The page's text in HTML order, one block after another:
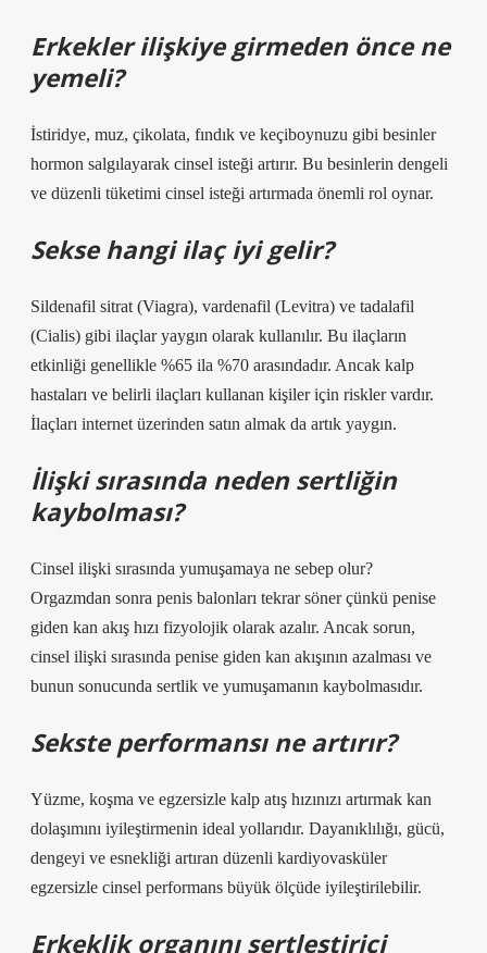
Erkekler ilişkiye girmeden önce ne
yemeli?
İstiridye, muz, çikolata, fındık ve keçiboynuzu gibi besinler
hormon salgılayarak cinsel isteği artırır. Bu besinlerin dengeli
ve düzenli tüketimi cinsel isteği artırmada önemli rol oynar.
Sekse hangi ilaç iyi gelir?
Sildenafil sitrat (Viagra), vardenafil (Levitra) ve tadalafil
(Cialis) gibi ilaçlar yaygın olarak kullanılır. Bu ilaçların
etkinliği genellikle %65 ila %70 arasındadır. Ancak kalp
hastaları ve belirli ilaçları kullanan kişiler için riskler vardır.
İlaçları internet üzerinden satın almak da artık yaygın.
İlişki sırasında neden sertliğin
kaybolması?
Cinsel ilişki sırasında yumuşamaya ne sebep olur?
Orgazmdan sonra penis balonları tekrar söner çünkü penise
giden kan akış hızı fizyolojik olarak azalır. Ancak sorun,
cinsel ilişki sırasında penise giden kan akışının azalması ve
bunun sonucunda sertlik ve yumuşamanın kaybolmasıdır.
Sekste performansı ne artırır?
Yüzme, koşma ve egzersizle kalp atış hızınızı artırmak kan
dolaşımını iyileştirmenin ideal yollarıdır. Dayanıklılığı, gücü,
dengeyi ve esnekliği artıran düzenli kardiyovasküler
egzersizle cinsel performans büyük ölçüde iyileştirilebilir.
Erkeklik organını sertleştirici